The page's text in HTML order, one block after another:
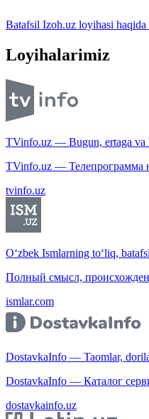
Batafsil Izoh.uz loyihasi haqida
Loyihalarimiz
TVinfo.uz — Bugun, ertaga va
TVinfo.uz — Телепрограмма
tvinfo.uz
O‘zbek Ismlarning to‘liq,
Полный смысл,
ismlar.com
DostavkaInfo — Taomlar,
DostavkaInfo — Каталог
dostavkainfo.uz